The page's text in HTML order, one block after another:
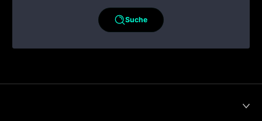
Suche